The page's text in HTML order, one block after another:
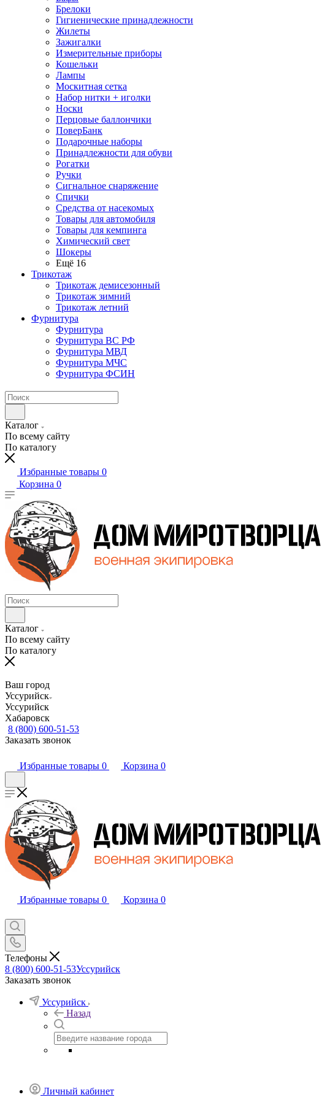
Брелоки
Гигиенические принадлежности
Жилеты
Зажигалки
Измерительные приборы
Кошельки
Лампы
Москитная сетка
Набор нитки + иголки
Носки
Перцовые баллончики
ПоверБанк
Подарочные наборы
Принадлежности для обуви
Рогатки
Ручки
Сигнальное снаряжение
Спички
Средства от насекомых
Товары для автомобиля
Товары для кемпинга
Химический свет
Шокеры
Ещё 16
Трикотаж
Трикотаж демисезонный
Трикотаж зимний
Трикотаж летний
Фурнитура
Фурнитура
Фурнитура ВС РФ
Фурнитура МВД
Фурнитура МЧС
Фурнитура ФСИН
Каталог
По всему сайту
По каталогу
Избранные товары 0
Корзина 0
Каталог
По всему сайту
По каталогу
Ваш город
Уссурийск
Уссурийск
Хабаровск
8 (800) 600-51-53
Заказать звонок
Избранные товары 0 Корзина 0
Избранные товары 0 Корзина 0
Телефоны
8 (800) 600-51-53Уссурийск
Заказать звонок
Уссурийск
Назад
Личный кабинет